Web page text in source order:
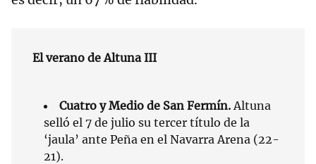
El verano de Altuna III
Cuatro y Medio de San Fermín. Altuna
selló el 7 de julio su tercer título de la
‘jaula’ ante Peña en el Navarra Arena (22-
21).